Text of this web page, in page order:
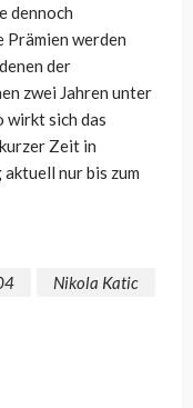
dennoch
Prämien werden
der
zwei Jahren unter
wirkt sich das
Zeit in
nur bis zum
Nikola Katic